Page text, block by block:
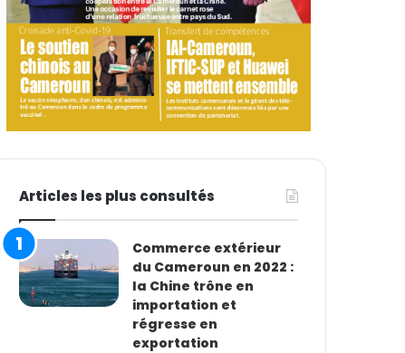
Articles les plus consultés
Commerce extérieur
du Cameroun en 2022 :
la Chine trône en
importation et
régresse en
exportation